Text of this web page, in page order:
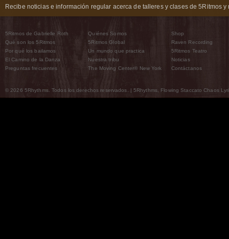
Recibe noticias e información regular acerca de talleres y clases de 5Ritmos y
5Ritmos de Gabrielle Roth
Qué son los 5Ritmos
Por qué los bailamos
El Camino de la Danza
Preguntas frecuentes
Quiénes Somos
5Ritmos Global
Un mundo que practica
Nuestra tribu
The Moving Center® New York
Shop
Raven Recording
5Ritmos Teatro
Noticias
Contáctanos
© 2026 5Rhythms. Todos los derechos reservados. | 5Rhythms, Flowing Staccato Chaos